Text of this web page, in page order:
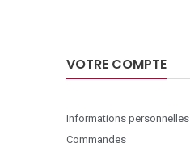
VOTRE COMPTE
Informations personnelles
Commandes